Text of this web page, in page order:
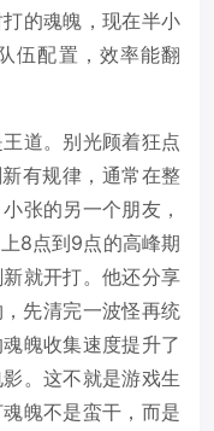
的魂魄，现在半小
伍配置，效率能翻
道。别光顾着狂点
有规律，通常在整
张的另一个朋友，
8点到9点的高峰期
就开打。他还分享
先清完一波怪再统
魄收集速度提升了
。这不就是游戏生
魄不是蛮干，而是